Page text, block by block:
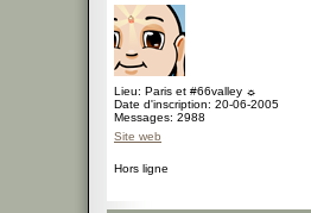
Lieu: Paris et #66valley ☼
Date d'inscription: 20-06-2005
Messages: 2988
Site web
Hors ligne